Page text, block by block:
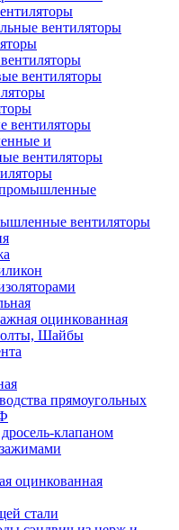
вентиляторы
вентиляторы
вентиляторы
и
вентиляторы
вентиляторы
оцинкованная
Шайбы
прямоугольных
клапаном
оцинкованная
стали